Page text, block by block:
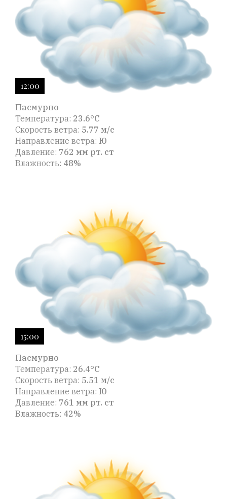
12:00
Пасмурно
Температура: 23.6°C
Скорость ветра: 5.77 м/с
Направление ветра: Ю
Давление: 762 мм рт. ст
Влажность: 48%
15:00
Пасмурно
Температура: 26.4°C
Скорость ветра: 5.51 м/с
Направление ветра: Ю
Давление: 761 мм рт. ст
Влажность: 42%